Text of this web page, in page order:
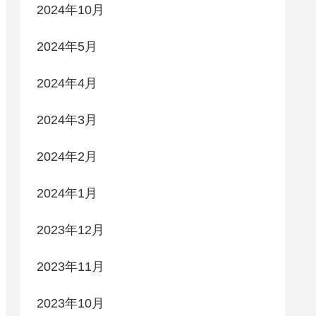
2024年10月
2024年5月
2024年4月
2024年3月
2024年2月
2024年1月
2023年12月
2023年11月
2023年10月